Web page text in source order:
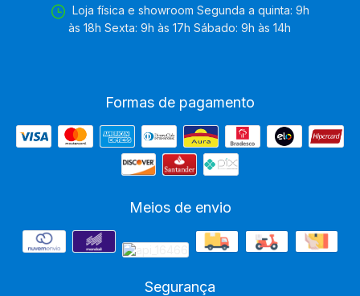
Loja física e showroom Segunda a quinta: 9h
às 18h Sexta: 9h às 17h Sábado: 9h às 14h
Formas de pagamento
Meios de envio
Segurança